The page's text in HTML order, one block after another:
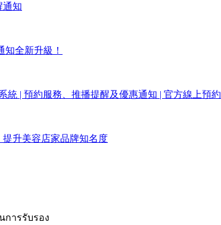
通知
知全新升級！
統 | 預約服務、推播提醒及優惠通知 | 官方線上預約
升美容店家品牌知名度
ารรับรอง